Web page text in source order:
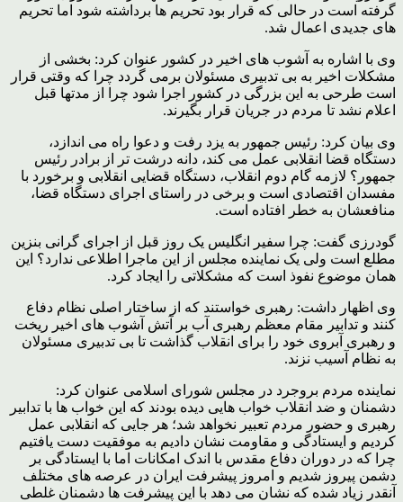
گرفته است در حالی که قرار بود تحریم ها برداشته شود اما تحریم
های جدیدی اعمال شد.
وی با اشاره به آشوب های اخیر در کشور عنوان کرد: بخشی از
مشکلات اخیر به بی تدبیری مسئولان برمی گردد چرا که وقتی قرار
است طرحی به این بزرگی در کشور اجرا شود چرا از مدتها قبل
اعلام نشد تا مردم در جریان قرار بگیرند.
وی بیان کرد: رئیس جمهور به یزد رفت و دعوا راه می اندازد،
دستگاه قضا انقلابی عمل می کند، دانه درشت تر از برادر رئیس
جمهور؟ لازمه گام دوم انقلاب، دستگاه قضایی انقلابی و برخورد با
مفسدان اقتصادی است و برخی در راستای اجرای دستگاه قضا،
منافعشان به خطر افتاده است.
گودرزی گفت: چرا سفیر انگلیس یک روز قبل از اجرای گرانی بنزین
مطلع است ولی یک نماینده مجلس از این ماجرا اطلاعی ندارد؟ این
همان موضوع نفوذ است که مشکلاتی را ایجاد کرد.
وی اظهار داشت: رهبری خواستند که از ساختار اصلی نظام دفاع
کنند و تدابیر مقام معظم رهبری آب بر آتش آشوب های اخیر ریخت
و رهبری آبروی خود را برای انقلاب گذاشت تا بی تدبیری مسئولان
به نظام آسیب نزند.
نماینده مردم بروجرد در مجلس شورای اسلامی عنوان کرد:
دشمنان و ضد انقلاب خواب هایی دیده بودند که این خواب ها با تدابیر
رهبری و حضور مردم تعبیر نخواهد شد؛ هر جایی که انقلابی عمل
کردیم و ایستادگی و مقاومت نشان دادیم به موفقیت دست یافتیم
چرا که در دوران دفاع مقدس با اندک امکانات اما با ایستادگی بر
دشمن پیروز شدیم و امروز پیشرفت ایران در عرصه های مختلف
آنقدر زیاد شده که نشان می دهد با این پیشرفت ها دشمنان غلطی